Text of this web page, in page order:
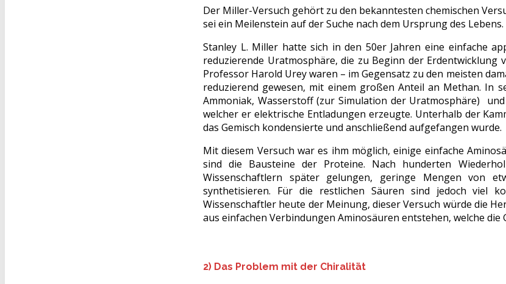
Der Miller-Versuch gehört zu den bekanntesten chemischen
sei ein Meilenstein auf der Suche nach dem Ursprung des Lebens.
Stanley L. Miller hatte sich in den 50er Jahren eine einfache
reduzierende Uratmosphäre, die zu Beginn der
Professor Harold Urey waren – im Gegensatz zu den meisten
reduzierend gewesen, mit einem großen Anteil an Methan. In
Ammoniak, Wasserstoff (zur Simulation der Uratmosphäre)
welcher er elektrische Entladungen erzeugte. Unterhalb der
das Gemisch kondensierte und anschließend aufgefangen wurde.
Mit diesem Versuch war es ihm möglich, einige einfache
sind die Bausteine der Proteine. Nach hunderten
Wissenschaftlern später gelungen, geringe Mengen von
synthetisieren. Für die restlichen Säuren sind jedoch viel
Wissenschaftler heute der Meinung, dieser Versuch würde die
aus einfachen Verbindungen Aminosäuren entstehen, welche
2) Das Problem mit der Chiralität